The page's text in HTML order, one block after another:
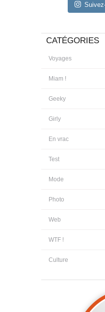
CATÉGORIES
Voyages
Miam !
Geeky
Girly
En vrac
Test
Mode
Photo
Web
WTF !
Culture